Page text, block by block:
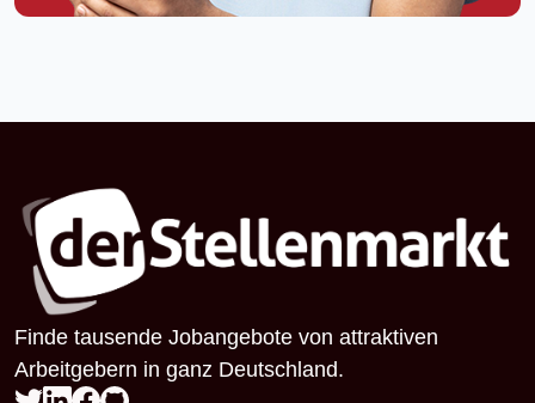
Finde tausende Jobangebote von attraktiven
Arbeitgebern in ganz Deutschland.